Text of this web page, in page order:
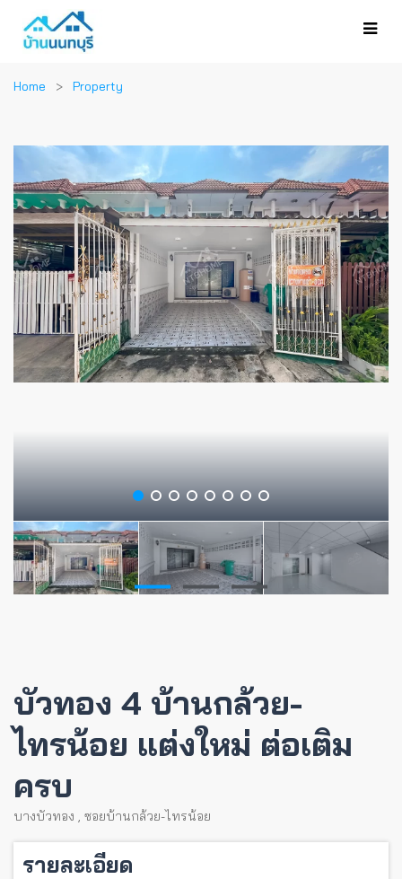
Home Property
บัวทอง 4 บ้านกล้วย-
ไทรน้อย แต่งใหม่ ต่อเติม
ครบ
บางบัวทอง , ซอยบ้านกล้วย-ไทรน้อย
รายละเอียด